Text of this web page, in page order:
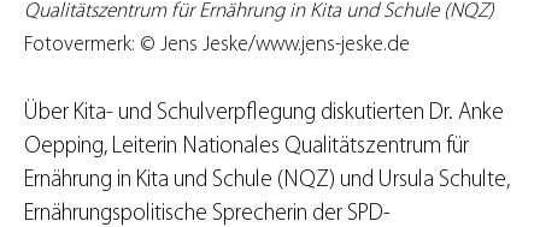
Qualitätszentrum für Ernährung in Kita und Schule (NQZ)
Fotovermerk: © Jens Jeske/www.jens-jeske.de
Über Kita- und Schulverpflegung diskutierten Dr. Anke
Oepping, Leiterin Nationales Qualitätszentrum für
Ernährung in Kita und Schule (NQZ) und Ursula Schulte,
Ernährungspolitische Sprecherin der SPD-